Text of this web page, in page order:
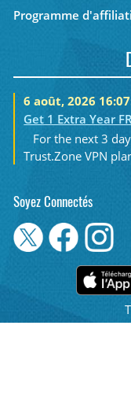
Programme
6 août, 2026
Get 1 Extra Year
For the next 3
Trust.Zone VPN
Soyez Connectés